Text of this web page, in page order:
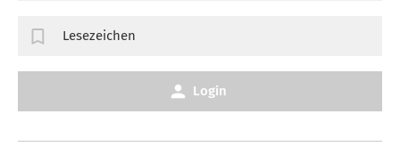
Lesezeichen
Login